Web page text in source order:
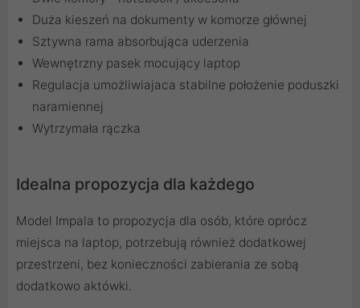
Duża kieszeń na dokumenty w komorze głównej
Sztywna rama absorbująca uderzenia
Wewnętrzny pasek mocujący laptop
Regulacja umożliwiajaca stabilne położenie poduszki
naramiennej
Wytrzymała rączka
Idealna propozycja dla każdego
Model Impala to propozycja dla osób, które oprócz
miejsca na laptop, potrzebują również dodatkowej
przestrzeni, bez konieczności zabierania ze sobą
dodatkowo aktówki.